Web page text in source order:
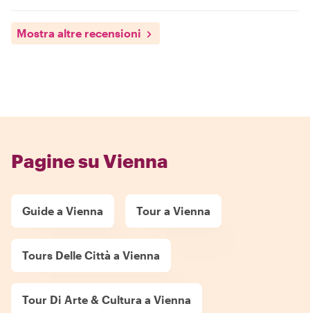
Mostra altre recensioni
Pagine su Vienna
Guide a Vienna Tour a Vienna
Tours Delle Città a Vienna
Tour Di Arte & Cultura a Vienna